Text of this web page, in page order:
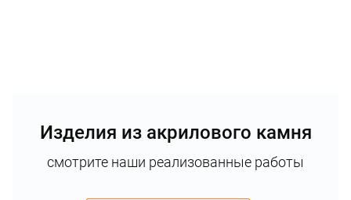
Изделия из акрилового камня
смотрите наши реализованные работы